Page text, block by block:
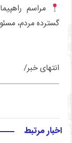
گسترده مردم،
انتهای خبر/
اخبار مرتبط